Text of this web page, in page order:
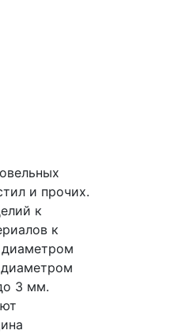
и прочих.
к
к
3 мм.